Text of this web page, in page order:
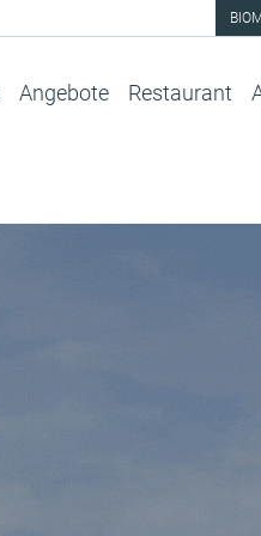
Angebote Restaurant